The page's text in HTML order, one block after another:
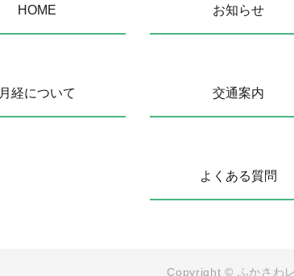
HOME お知らせ
月経について 交通案内
よくある質問
Copyright © ふかさわ